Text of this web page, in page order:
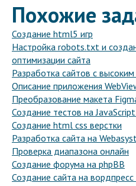
Похожие
Создание html5 игр
Настройка robots.txt и
оптимизации сайта
Разработка сайтов с
Описание приложения
Преобразование макета
Создание тестов на
Создание html css верстки
Разработка сайта на
Проверка диапазона онлайн
Создание форума на phpBB
Создание сайта на вордпресс